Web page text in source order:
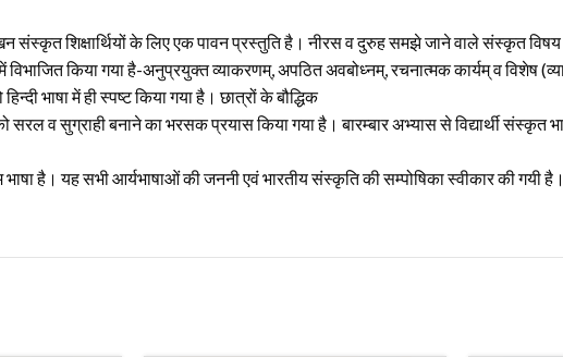
शिक्षार्थियों के लिए एक पावन प्रस्तुति है। नीरस व दुरुह समझे जाने वाले संस्कृत
किया गया है-अनुप्रयुक्त व्याकरणम्, अपठित अवबोध्नम्, रचनात्मक कार्यम् व विशेष
भाषा में ही स्पष्ट किया गया है। छात्रों के बौद्धिक
सरल व सुग्राही बनाने का भरसक प्रयास किया गया है। बारम्बार अभ्यास से विद्यार्थी
है। यह सभी आर्यभाषाओं की जननी एवं भारतीय संस्कृति की सम्पोषिका स्वीकार की गयी